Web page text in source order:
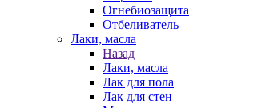
Огнебиозащита
Отбеливатель
Лаки, масла
Назад
Лаки, масла
Лак для пола
Лак для стен